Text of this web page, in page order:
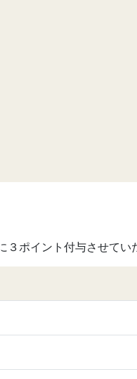
ポイント付与させてい